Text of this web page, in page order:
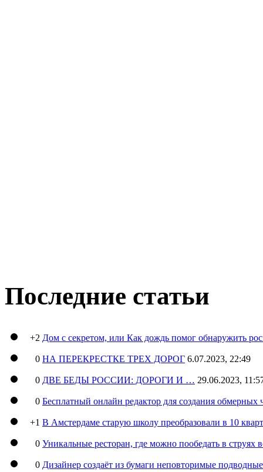
Последние статьи
+2 Дом с секретом, или Как дождь помог обнаружить
0 НА ПЕРЕКРЕСТКЕ ТРЕХ ДОРОГ 6.07.2023, 22:49
0 ДВЕ БЕДЫ РОССИИ: ДОРОГИ И … 29.06.2023,
0 Бесплатный онлайн редактор для создания обмерных
+1 В Амстердаме старую школу преобразовали в 10
0 Уникальные ресторан, где можно пообедать в струях
0 Дизайнер создаёт из бумаги неповторимые